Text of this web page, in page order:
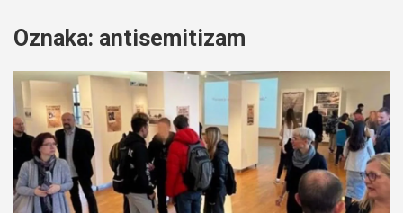
Oznaka: antisemitizam